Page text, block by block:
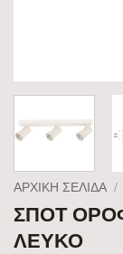
ΑΡΧΙΚΉ ΣΕΛΊΔΑ /
ΣΠΟΤ
ΛΕΥΚΟ